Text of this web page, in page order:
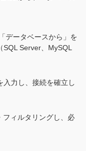
データベースから」を
Server、MySQL
入力し、接続を確立し
ィルタリングし、必